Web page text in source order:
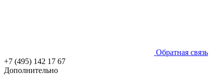
Обратная связь
+7 (495) 142 17 67
Дополнительно